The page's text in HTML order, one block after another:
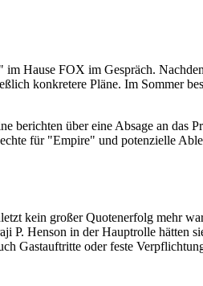
Hause FOX im Gespräch.
konkretere Pläne. Im Sommer
berichten über eine Absage an das
für "Empire" und potenzielle
kein großer Quotenerfolg mehr
P. Henson in der Hauptrolle hätten
Gastauftritte oder feste